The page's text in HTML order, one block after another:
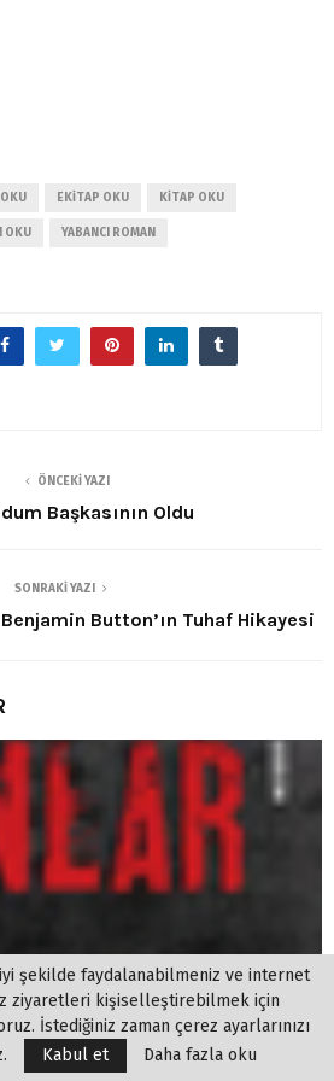
EKITAP OKU KITAP OKU
OKU YABANCI ROMAN
ÖNCEKI YAZI
Başkasının Oldu
SONRAKI YAZI
Button’ın Tuhaf Hikayesi
şekilde faydalanabilmeniz ve internet
ziyaretleri kişiselleştirebilmek için
İstediğiniz zaman çerez ayarlarınızı
Kabul et Daha fazla oku